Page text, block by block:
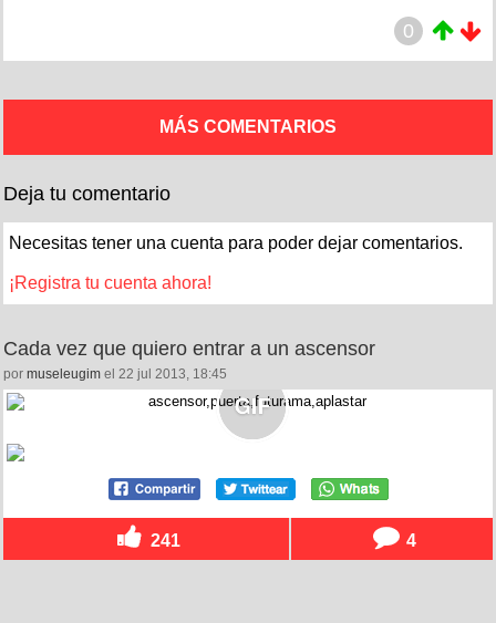
0
MÁS COMENTARIOS
Deja tu comentario
Necesitas tener una cuenta para poder dejar comentarios.
¡Registra tu cuenta ahora!
Cada vez que quiero entrar a un ascensor
por museleugim el 22 jul 2013, 18:45
241 4